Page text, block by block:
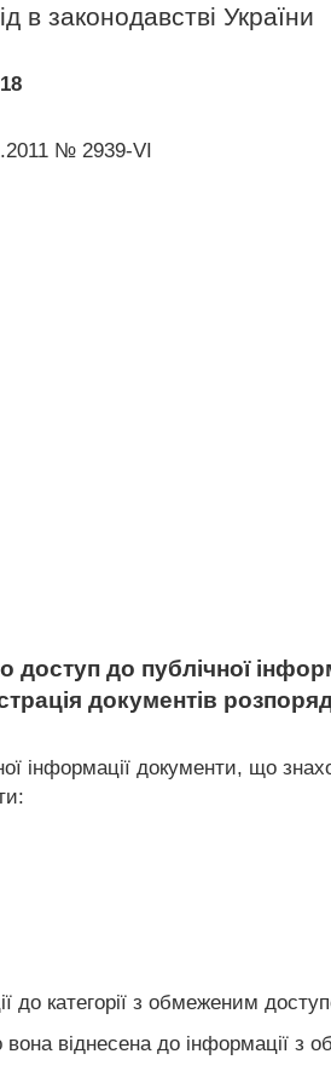
в законодавстві України
№ 2939-VI
доступ до публічної
документів
інформації документи, що
до категорії з обмеженим
віднесена до інформації з